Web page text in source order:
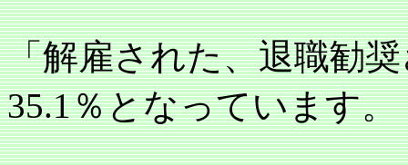
「解雇された、退職勧
35.1％となっています。